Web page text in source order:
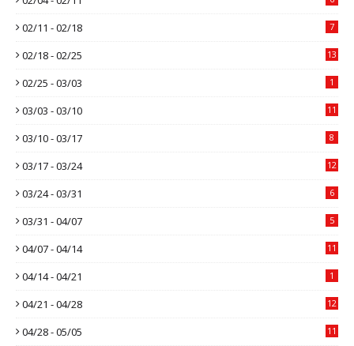
02/11 - 02/18 7
02/18 - 02/25 13
02/25 - 03/03 1
03/03 - 03/10 11
03/10 - 03/17 8
03/17 - 03/24 12
03/24 - 03/31 6
03/31 - 04/07 5
04/07 - 04/14 11
04/14 - 04/21 1
04/21 - 04/28 12
04/28 - 05/05 11